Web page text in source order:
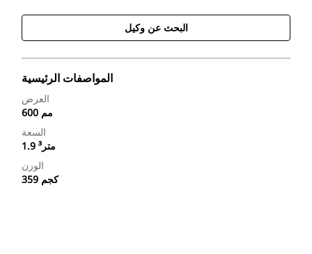
البحث عن وكيل
المواصفات الرئيسية
العرض
600 مم
السعة
1.9 متر³
الوزن
359 كجم